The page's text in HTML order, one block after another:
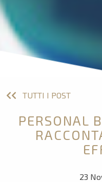
TUTTI I POST
PERSONAL
23